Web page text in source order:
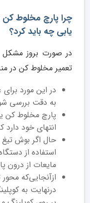
چرا پارچ مخلوط
یابی چه باید کرد؟
در صورت بروز مشکل
تعمیر مخلوط کن در
در این مورد
به دقت بررسی
پارچ مخلوط
انتهای خود
حال اگر بوش
استفاده از
مایعات از
ازآنجایی‌که
درنهایت به